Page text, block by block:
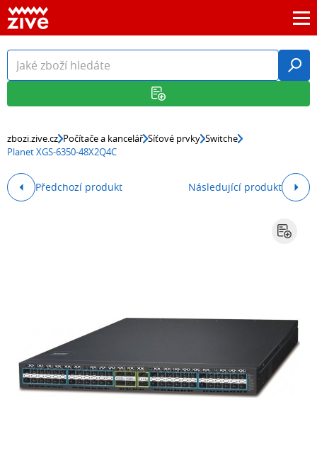
zbozi.zive.cz Počítače a kancelář Síťové prvky Switche
Planet XGS-6350-48X2Q4C
Předchozí produkt Následující produkt